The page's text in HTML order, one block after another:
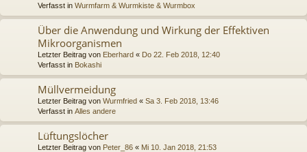
Verfasst in Wurmfarm & Wurmkiste & Wurmbox
Über die Anwendung und Wirkung der Effektiven
Mikroorganismen
Letzter Beitrag von Eberhard « Do 22. Feb 2018, 12:40
Verfasst in Bokashi
Müllvermeidung
Letzter Beitrag von Wurmfried « Sa 3. Feb 2018, 13:46
Verfasst in Alles andere
Lüftungslöcher
Letzter Beitrag von Peter_86 « Mi 10. Jan 2018, 21:53